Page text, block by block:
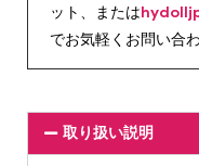
ット、または
でお気軽くお問い合
取り扱い説明